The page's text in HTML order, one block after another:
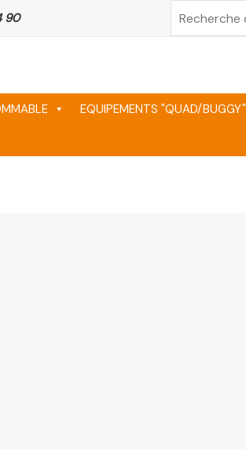
90 Rechercher
EQUIPEMENTS "QUAD/BUGGY"